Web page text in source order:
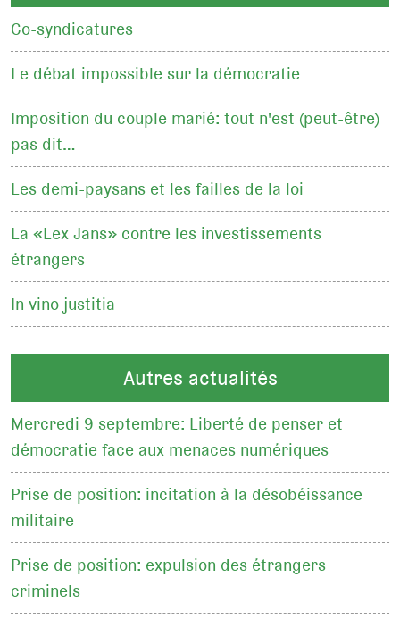
Co-syndicatures
Le débat impossible sur la démocratie
Imposition du couple marié: tout n'est (peut-être)
pas dit…
Les demi-paysans et les failles de la loi
La «Lex Jans» contre les investissements
étrangers
In vino justitia
Autres actualités
Mercredi 9 septembre: Liberté de penser et
démocratie face aux menaces numériques
Prise de position: incitation à la désobéissance
militaire
Prise de position: expulsion des étrangers
criminels